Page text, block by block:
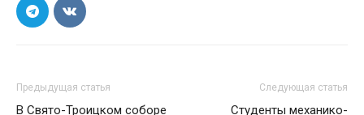
Предыдущая статья
В Свято-Троицком соборе
Следующая статья
Студенты механико-